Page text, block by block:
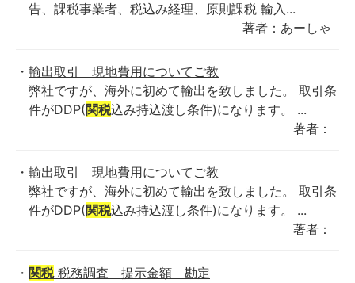
告、課税事業者、税込み経理、原則課税 輸入...
著者：あーしゃ
輸出取引 現地費用についてご教
弊社ですが、海外に初めて輸出を致しました。 取引条
件がDDP(関税込み持込渡し条件)になります。 ...
著者：
輸出取引 現地費用についてご教
弊社ですが、海外に初めて輸出を致しました。 取引条
件がDDP(関税込み持込渡し条件)になります。 ...
著者：
関税税務調査 提示金額 勘定